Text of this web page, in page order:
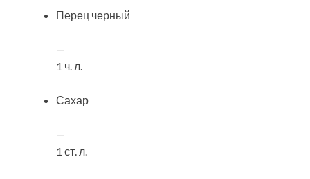
Перец черный
—
1 ч. л.
Сахар
—
1 ст. л.